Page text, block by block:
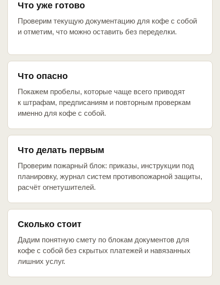
Что уже готово
Проверим текущую документацию для кофе с собой
и отметим, что можно оставить без переделки.
Что опасно
Покажем пробелы, которые чаще всего приводят
к штрафам, предписаниям и повторным проверкам
именно для кофе с собой.
Что делать первым
Проверим пожарный блок: приказы, инструкции под
планировку, журнал систем противопожарной защиты,
расчёт огнетушителей.
Сколько стоит
Дадим понятную смету по блокам документов для
кофе с собой без скрытых платежей и навязанных
лишних услуг.